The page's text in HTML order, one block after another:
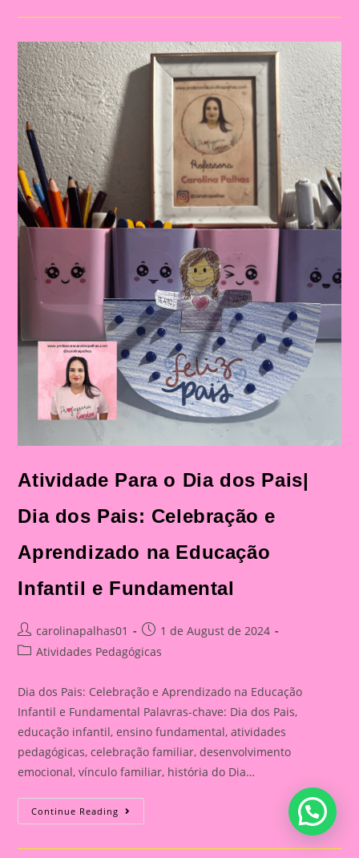
Pais
|
Dia
Dos
Pais:
Celebrando
A
Importância
Figura
Atividade Para o Dia dos Pais|
Dia dos Pais: Celebração e
Aprendizado na Educação
Infantil e Fundamental
Post
author:
carolinapalhas01
Post
published:
1 de August de 2024
PostAtividades Pedagógicas
Dia dos Pais: Celebração e Aprendizado na Educação
Infantil e Fundamental Palavras-chave: Dia dos Pais,
educação infantil, ensino fundamental, atividades
pedagógicas, celebração familiar, desenvolvimento
emocional, vínculo familiar, história do Dia…
Continue Reading Atividade
Para